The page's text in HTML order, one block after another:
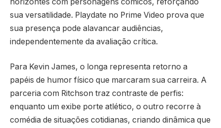
sua versatilidade. Playdate no Prime Video prova que
sua presença pode alavancar audiências,
independentemente da avaliação crítica.
Para Kevin James, o longa representa retorno a
papéis de humor físico que marcaram sua carreira. A
parceria com Ritchson traz contraste de perfis:
enquanto um exibe porte atlético, o outro recorre à
comédia de situações cotidianas, criando dinâmica que